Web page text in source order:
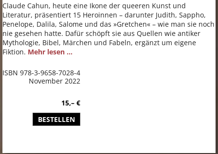
Claude Cahun, heute eine Ikone der queeren Kunst und
Literatur, präsentiert 15 Heroinnen – darunter Judith, Sappho,
Penelope, Dalila, Salome und das »Gretchen« – wie man sie noch
nie gesehen hatte. Dafür schöpft sie aus Quellen wie antiker
Mythologie, Bibel, Märchen und Fabeln, ergänzt um eigene
Fiktion. Mehr lesen ...
ISBN 978-3-9658-7028-4
November 2022
15,– €
BESTELLEN